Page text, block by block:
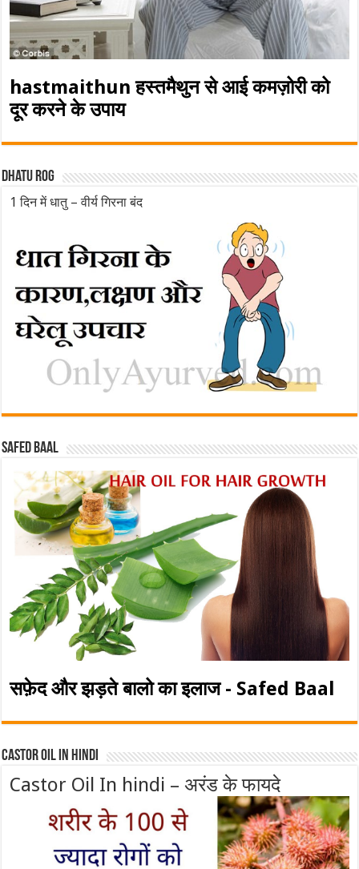
hastmaithun हस्तमैथुन से आई कमज़ोरी को
दूर करने के उपाय
Dhatu rog
1 दिन में धातु – वीर्य गिरना बंद
Safed baal
सफ़ेद और झड़ते बालो का इलाज - Safed Baal
Castor Oil In Hindi
Castor Oil In hindi – अरंड के फायदे